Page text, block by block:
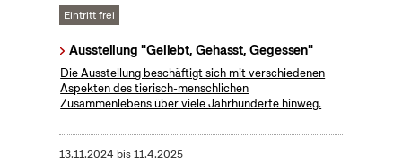
Eintritt frei
Ausstellung "Geliebt, Gehasst, Gegessen"
Die Ausstellung beschäftigt sich mit verschiedenen
Aspekten des tierisch-menschlichen
Zusammenlebens über viele Jahrhunderte hinweg.
13.11.2024 bis11.4.2025